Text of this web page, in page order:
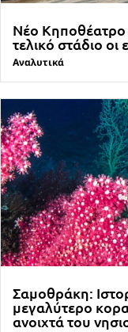
Νέο Κηποθέατρο
τελικό στάδιο
Αναλυτικά
Σαμοθράκη:
μεγαλύτερο
ανοιχτά του